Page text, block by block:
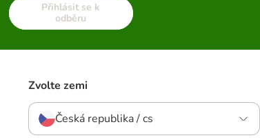
Přihlásit se k
odběru
Zvolte zemi
Česká republika / cs